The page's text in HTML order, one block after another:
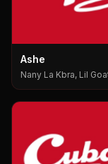
Ashe
Nany La Kbra, Lil